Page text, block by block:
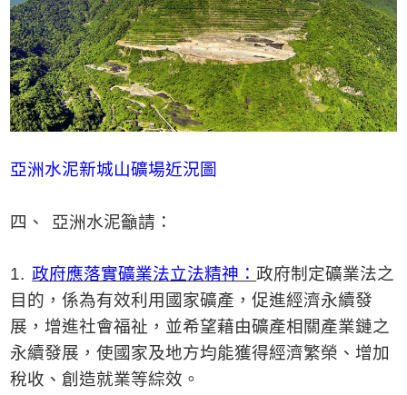
亞洲水泥新城山礦場近況圖
四、 亞洲水泥籲請：
1. 政府應落實礦業法立法精神：政府制定礦業法之
目的，係為有效利用國家礦產，促進經濟永續發
展，增進社會福祉，並希望藉由礦產相關產業鏈之
永續發展，使國家及地方均能獲得經濟繁榮、增加
稅收、創造就業等綜效。